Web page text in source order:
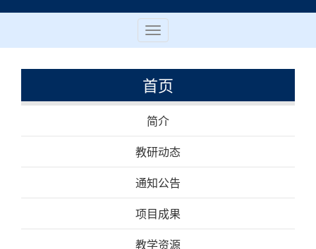
Toggle
navigation
首页
简介
教研动态
通知公告
项目成果
教学资源